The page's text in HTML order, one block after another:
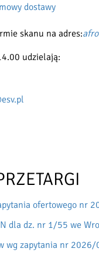
dostawy
skanu na adres:
udzielają:
ofertowego nr
dla dz. nr 1/55 we
wg zapytania nr